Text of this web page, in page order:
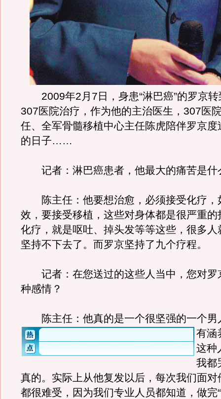
2009年2月7日，身患“淋巴癌”的罗京转
307医院治疗，作为他的主治医生，307医
任、全军骨髓移植中心主任陈虎陪伴罗京度
的日子……
记者：淋巴癌患者，他最大的痛苦是什
陈主任：他要想治愈，必须接受化疗，
效，要接受移植，这些对身体都是很严重的
化疗，就是呕吐、掉头发等等这些，很多人
坚持不下去了。而罗京坚持了九个疗程。
记者：在您送过的这些人当中，您对罗
种感情？
陈主任：他真的是一个很坚强的一个男
有涵
这种
我都
真的。实际上从他复发以后，每次我们面对
都很难受，因为我们专业人员都知道，做完